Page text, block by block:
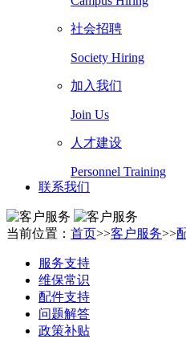
社会招聘
Society Hiring
加入我们
Join Us
人才建设
Personnel Training
联系我们
当前位置： 首页>>客户服务>>
服务支持
维保常识
配件支持
问题解答
政策补贴